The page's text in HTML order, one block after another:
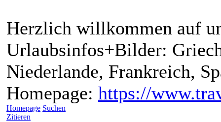
Herzlich willkommen auf
Urlaubsinfos+Bilder:
Niederlande, Frankreich,
Homepage: https://
Homepage Suchen
Zitieren